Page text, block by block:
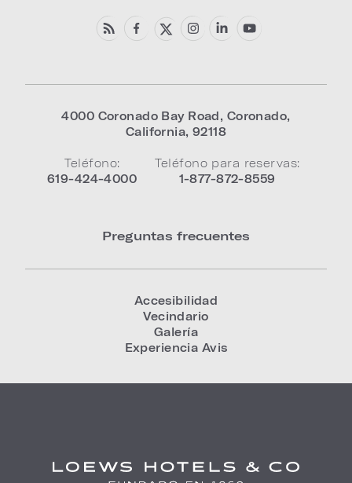
4000 Coronado Bay Road, Coronado,
California,92118
Teléfono:
619-424-4000
Teléfono para reservas:
1-877-872-8559
Preguntas frecuentes
Accesibilidad
Vecindario
Galería
Experiencia Avis